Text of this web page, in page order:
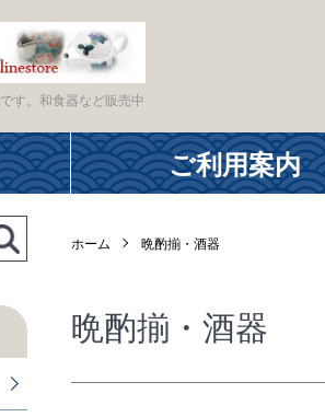
す。和食器など販売中
ご利用案内
ホーム 晩酌揃・酒器
晩酌揃・酒器